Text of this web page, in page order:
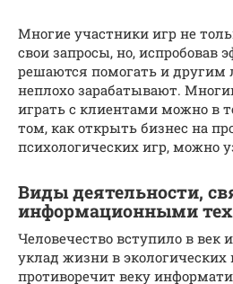
Многие участники игр не
свои запросы, но, испробовав
решаются помогать и
неплохо зарабатывают.
играть с клиентами можно в
том, как открыть бизнес на
психологических игр, можно
Виды деятельности,
информационными
Человечество вступило в век
уклад жизни в экологических
противоречит веку